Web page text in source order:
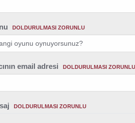
DOLDURULMASI ZORUNLU
email adresi DOLDURULMASI ZORUNLU
DOLDURULMASI ZORUNLU